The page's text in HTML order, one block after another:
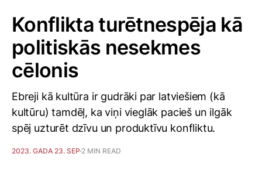
Konflikta turētnespēja kā
politiskās nesekmes
cēlonis
Ebreji kā kultūra ir gudrāki par latviešiem (kā
kultūru) tamdēļ, ka viņi vieglāk pacieš un ilgāk
spēj uzturēt dzīvu un produktīvu konfliktu.
2023. GADA 23. SEP 2 MIN READ